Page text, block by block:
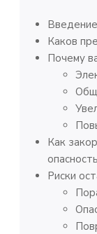
Введение
Каков
Почему
Как
Риски